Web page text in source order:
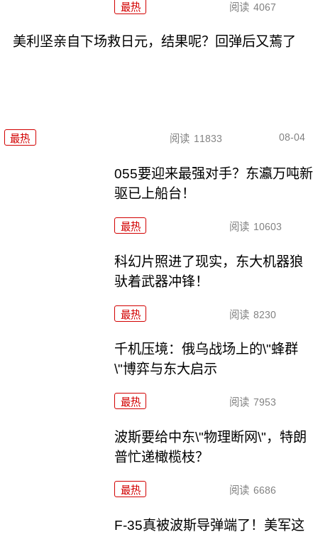
最热 阅读 4067
美利坚亲自下场救日元，结果呢？回弹后又蔫了
最热 阅读 11833 08-04
055要迎来最强对手？东瀛万吨新
驱已上船台！
最热 阅读 10603
科幻片照进了现实，东大机器狼
驮着武器冲锋！
最热 阅读 8230
千机压境：俄乌战场上的\"蜂群
\"博弈与东大启示
最热 阅读 7953
波斯要给中东\"物理断网\"，特朗
普忙递橄榄枝？
最热 阅读 6686
F-35真被波斯导弹端了！美军这